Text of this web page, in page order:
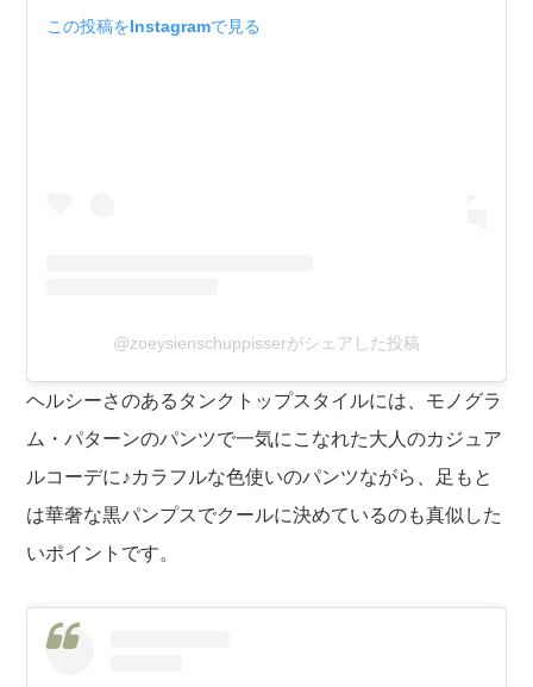
この投稿をInstagramで見る
@zoeysienschuppisserがシェアした投稿
ヘルシーさのあるタンクトップスタイルには、モノグラ
ム・パターンのパンツで一気にこなれた大人のカジュア
ルコーデに♪カラフルな色使いのパンツながら、足もと
は華奢な黒パンプスでクールに決めているのも真似した
いポイントです。